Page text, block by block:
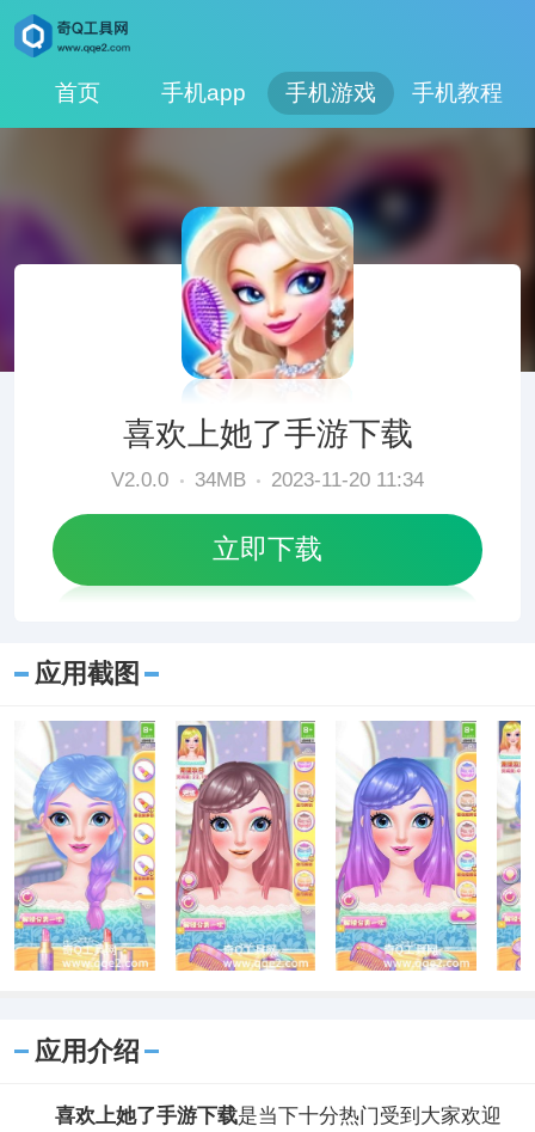
首页 手机app 手机游戏 手机教程
喜欢上她了手游下载
V2.0.0 34MB 2023-11-20 11:34
立即下载
应用截图
应用介绍
喜欢上她了手游下载是当下十分热门受到大家欢迎